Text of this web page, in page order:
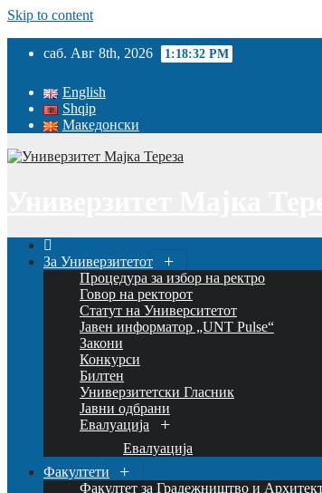
Skip to content
саб. Авг 8th, 2026 1:18:32 PM
English
Shqip
Македонски
За Универзитетот
Процедура за избор на ректро
Говор на ректорот
Статут на Университетот
Јавен информатор „UNT Pulse“
Закони
Конкурси
Билтен
Универзитетски Гласник
Јавни одбрани
Евалуација
Евалуација
Факултети
Факултет за Градежништво и